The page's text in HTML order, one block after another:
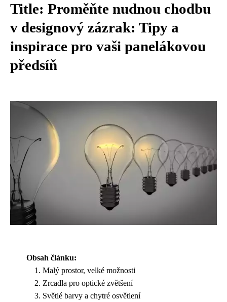
Title: Proměňte nudnou chodbu
v designový zázrak: Tipy a
inspirace pro vaši panelákovou
předsíň
Obsah článku:
Malý prostor, velké možnosti
Zrcadla pro optické zvětšení
Světlé barvy a chytré osvětlení